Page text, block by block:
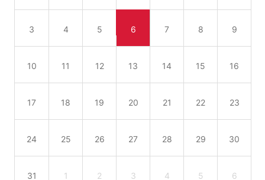
3 4 5 6 7 8 9
10 11 12 13 14 15 16
17 18 19 20 21 22 23
24 25 26 27 28 29 30
31 1 2 3 4 5 6